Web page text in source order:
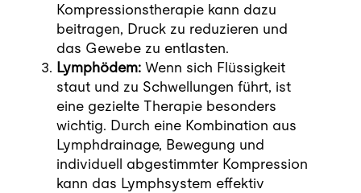
Kompressionstherapie kann dazu
beitragen, Druck zu reduzieren und
das Gewebe zu entlasten.
Lymphödem: Wenn sich Flüssigkeit
staut und zu Schwellungen führt, ist
eine gezielte Therapie besonders
wichtig. Durch eine Kombination aus
Lymphdrainage, Bewegung und
individuell abgestimmter Kompression
kann das Lymphsystem effektiv